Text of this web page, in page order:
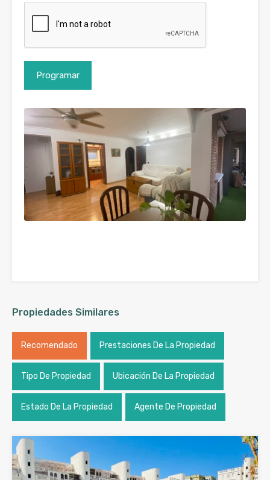
Propiedades Similares
Recomendado Prestaciones De La Propiedad
Tipo De Propiedad Ubicación De La Propiedad
Estado De La Propiedad Agente De Propiedad